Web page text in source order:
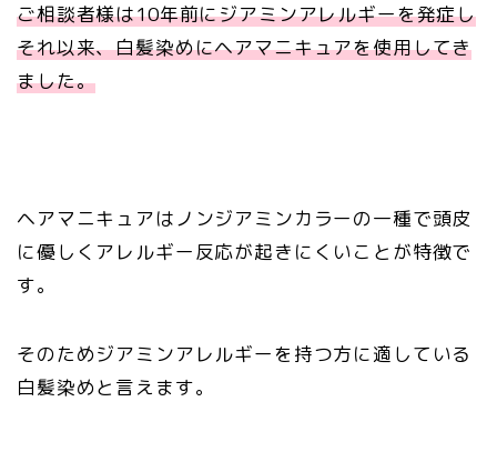
ご相談者様は10年前にジアミンアレルギーを発症し
それ以来、白髪染めにヘアマニキュアを使用してき
ました。
ヘアマニキュアはノンジアミンカラーの一種で頭皮
に優しくアレルギー反応が起きにくいことが特徴で
す。
そのためジアミンアレルギーを持つ方に適している
白髪染めと言えます。